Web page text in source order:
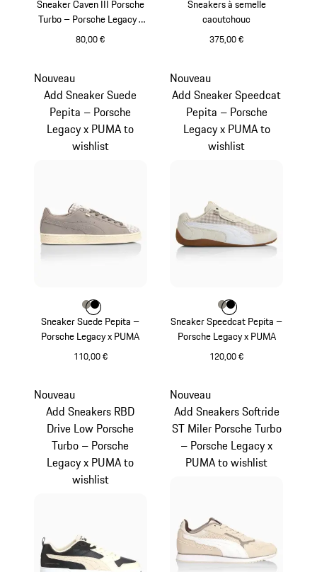
Sneaker Caven III Porsche
Turbo – Porsche Legacy x
PUMA
80,00 €
Sneakers à semelle
caoutchouc
375,00 €
Sneaker Suede Pepita –
Porsche Legacy x PUMA
110,00 €
Nouveau
Add Sneaker Suede
Pepita – Porsche
Legacy x PUMA to
wishlist
Couleur
Couleur
Couleur
Sneaker Speedcat Pepita –
Porsche Legacy x PUMA
120,00 €
Nouveau
Add Sneaker Speedcat
Pepita – Porsche
Legacy x PUMA to
wishlist
Couleur
Couleur
Couleur
Nouveau
Add Sneakers RBD
Drive Low Porsche
Turbo – Porsche
Legacy x PUMA to
wishlist
Nouveau
Add Sneakers Softride
ST Miler Porsche Turbo
– Porsche Legacy x
PUMA to wishlist